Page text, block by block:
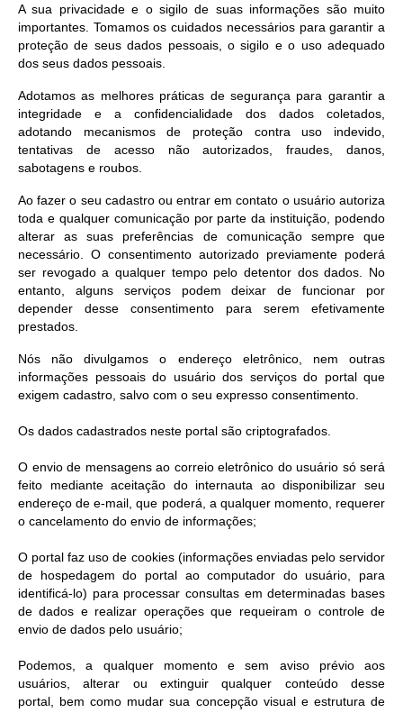
A sua privacidade e o sigilo de suas informações são muito
importantes. Tomamos os cuidados necessários para garantir a
proteção de seus dados pessoais, o sigilo e o uso adequado
dos seus dados pessoais.
Adotamos as melhores práticas de segurança para garantir a
integridade e a confidencialidade dos dados coletados,
adotando mecanismos de proteção contra uso indevido,
tentativas de acesso não autorizados, fraudes, danos,
sabotagens e roubos.
Ao fazer o seu cadastro ou entrar em contato o usuário autoriza
toda e qualquer comunicação por parte da instituição, podendo
alterar as suas preferências de comunicação sempre que
necessário. O consentimento autorizado previamente poderá
ser revogado a qualquer tempo pelo detentor dos dados. No
entanto, alguns serviços podem deixar de funcionar por
depender desse consentimento para serem efetivamente
prestados.
Nós não divulgamos o endereço eletrônico, nem outras
informações pessoais do usuário dos serviços do portal que
exigem cadastro, salvo com o seu expresso consentimento.
Os dados cadastrados neste portal são criptografados.
O envio de mensagens ao correio eletrônico do usuário só será
feito mediante aceitação do internauta ao disponibilizar seu
endereço de e-mail, que poderá, a qualquer momento, requerer
o cancelamento do envio de informações;
O portal faz uso de cookies (informações enviadas pelo servidor
de hospedagem do portal ao computador do usuário, para
identificá-lo) para processar consultas em determinadas bases
de dados e realizar operações que requeiram o controle de
envio de dados pelo usuário;
Podemos, a qualquer momento e sem aviso prévio aos
usuários, alterar ou extinguir qualquer conteúdo desse
portal, bem como mudar sua concepção visual e estrutura de